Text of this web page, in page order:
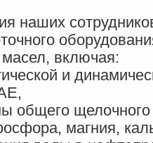
наших
включая:
и
общего щелочного
магния,